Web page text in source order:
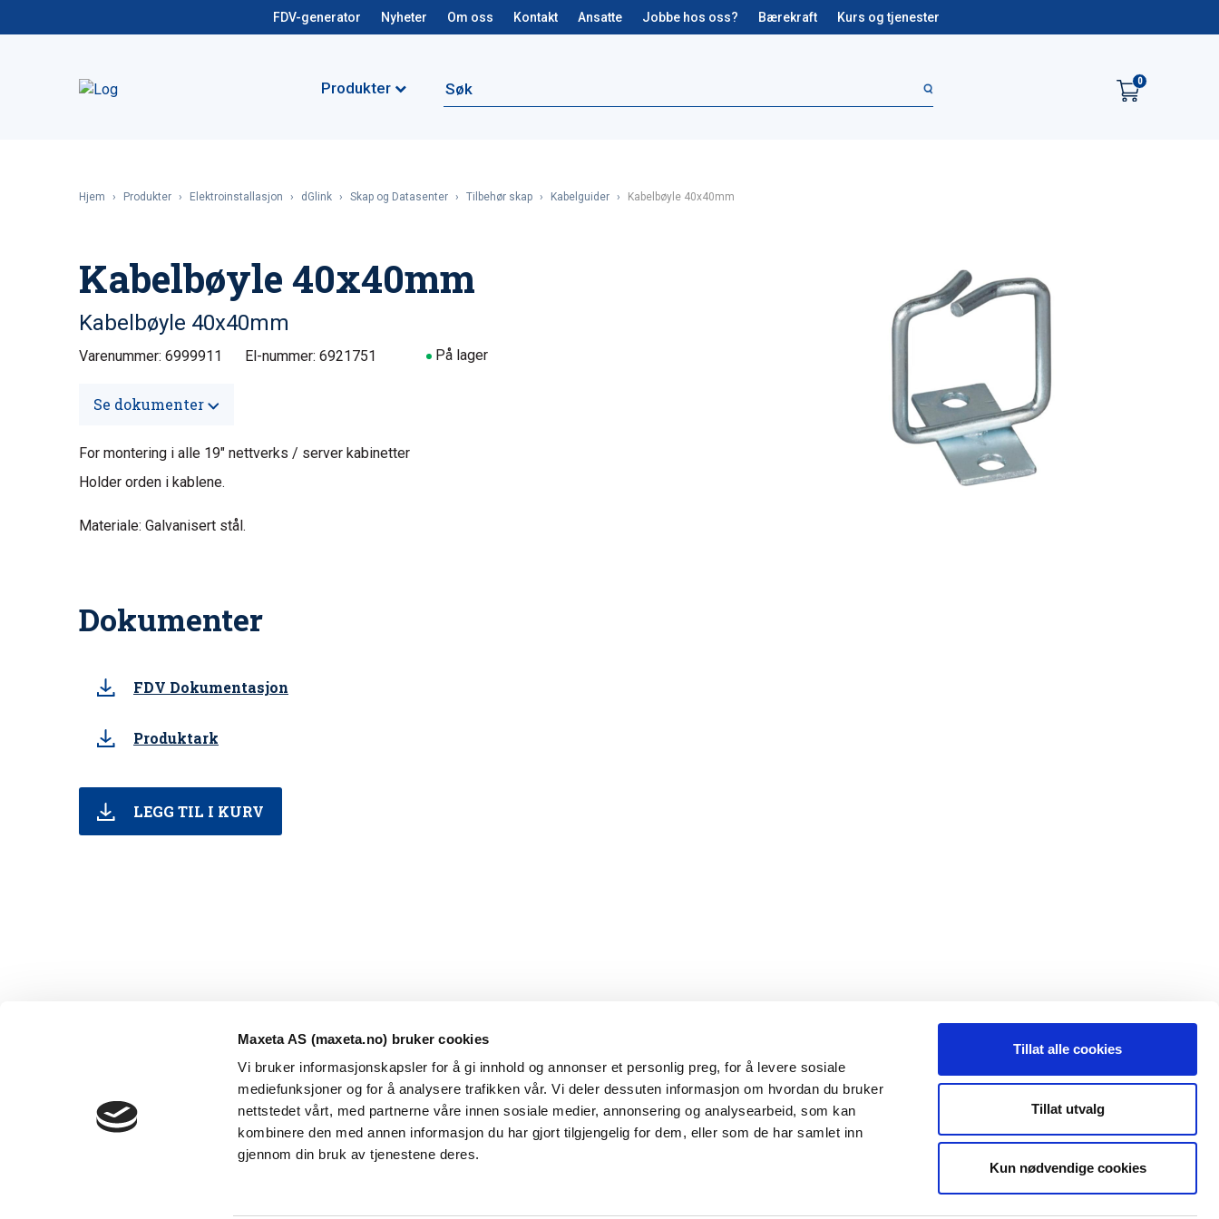
Maxeta AS (maxeta.no) bruker cookies
Vi bruker informasjonskapsler for å gi innhold og annonser et personlig preg, for å levere sosiale
mediefunksjoner og for å analysere trafikken vår. Vi deler dessuten informasjon om hvordan du bruker
nettstedet vårt, med partnerne våre innen sosiale medier, annonsering og analysearbeid, som kan
kombinere den med annen informasjon du har gjort tilgjengelig for dem, eller som de har samlet inn
gjennom din bruk av tjenestene deres.
Tillat alle cookies
Tillat utvalg
Kun nødvendige cookies
FDV-generator Nyheter Om oss Kontakt Ansatte Jobbe hos oss? Bærekraft Kurs og tjenester
Produkter 0
Hjem › Produkter › Elektroinstallasjon › dGlink › Skap og Datasenter › Tilbehør skap › Kabelguider › Kabelbøyle 40x40mm
Kabelbøyle 40x40mm
Kabelbøyle 40x40mm
Varenummer: 6999911 El-nummer: 6921751 På lager
Se dokumenter
For montering i alle 19″ nettverks / server kabinetter
Holder orden i kablene.
Materiale: Galvanisert stål.
Dokumenter
FDV Dokumentasjon
Produktark
LEGG TIL I KURV
Maxeta AS har forsynt Norge med elektro-tekniske
Hovedkontor
Maxeta AS
Kontakt oss
Telefon:+47 35 91 40 00
Leveranseområder
Elektroinstallasjon
Elforsyning